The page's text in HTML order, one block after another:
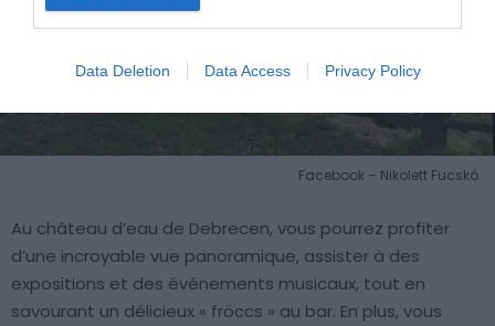
Data Deletion Data Access Privacy Policy
Facebook – Nikolett Fucskó
Au château d’eau de Debrecen, vous pourrez profiter
d’une incroyable vue panoramique, assister à des
expositions et des événements musicaux, tout en
savourant un délicieux « fröccs » au bar. En plus, vous